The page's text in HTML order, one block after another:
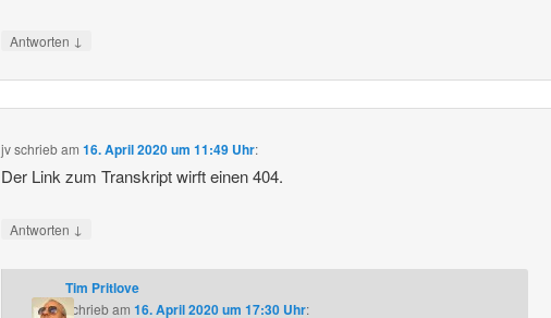
Antworten ↓
jvschriebam16. April 2020 um 11:49 Uhr:
Der Link zum Transkript wirft einen 404.
Antworten ↓
Tim Pritlove
schriebam 16. April 2020 um 17:30 Uhr: